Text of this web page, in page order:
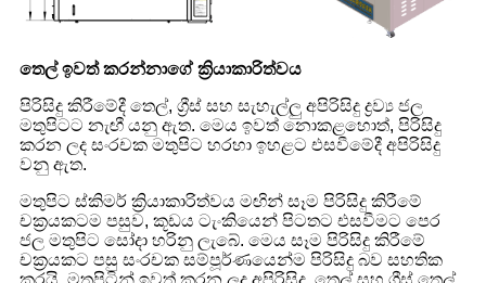
තෙල් ඉවත් කරන්නාගේ ක්‍රියාකාරිත්වය
පිරිසිදු කිරීමේදී තෙල්, ග්‍රීස් සහ සැහැල්ලු අපිරිසිදු ද්‍රව්‍ය ජල
මතුපිටට නැඟී යනු ඇත. මෙය ඉවත් නොකළහොත්, පිරිසිදු
කරන ලද සංරචක මතුපිට හරහා ඉහළට එසවීමේදී අපිරිසිදු
වනු ඇත.
මතුපිට ස්කිමර් ක්‍රියාකාරිත්වය මඟින් සෑම පිරිසිදු කිරීමේ
චක්‍රයකටම පසුව, කූඩය ටැංකියෙන් පිටතට එසවීමට පෙර
ජල මතුපිට සෝදා හරිනු ලැබේ. මෙය සෑම පිරිසිදු කිරීමේ
චක්‍රයකට පසු සංරචක සම්පූර්ණයෙන්ම පිරිසිදු බව සහතික
කරයි. මතුපිටින් ඉවත් කරන ලද අපිරිසිදු, තෙල් සහ ග්‍රීස් තෙල්